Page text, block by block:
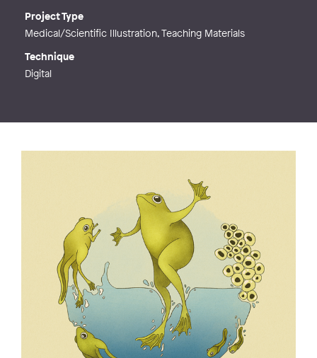
Project Type
Medical/Scientific Illustration, Teaching Materials
Technique
Digital